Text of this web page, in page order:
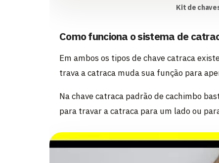
Kit de
Como funciona o sistema de
Em ambos os tipos de chave catraca
trava a catraca muda sua função para
Na chave catraca padrão de cachimbo
para travar a catraca para um lado ou